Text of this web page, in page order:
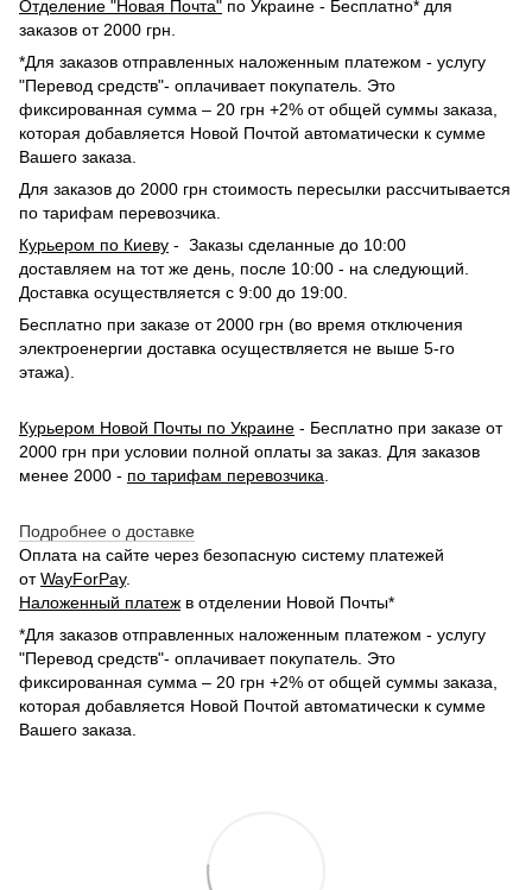
Отделение "Новая Почта" по Украине - Бесплатно* для
заказов от 2000 грн.
*Для заказов отправленных наложенным платежом - услугу
"Перевод средств"- оплачивает покупатель. Это
фиксированная сумма – 20 грн +2% от общей суммы заказа,
которая добавляется Новой Почтой автоматически к сумме
Вашего заказа.
Для заказов до 2000 грн стоимость пересылки рассчитывается
по тарифам перевозчика.
Курьером по Киеву - Заказы сделанные до 10:00
доставляем на тот же день, после 10:00 - на следующий.
Доставка осуществляется с 9:00 до 19:00.
Бесплатно при заказе от 2000 грн (во время отключения
электроенергии доставка осуществляется не выше 5-го
этажа).
Курьером Новой Почты по Украине - Бесплатно при заказе от
2000 грн при условии полной оплаты за заказ. Для заказов
менее 2000 - по тарифам перевозчика
Подробнее о доставке
Оплата на сайте через безопасную систему платежей
отWayForPay.
Наложенный платеж в отделении Новой Почты*
*Для заказов отправленных наложенным платежом - услугу
"Перевод средств"- оплачивает покупатель. Это
фиксированная сумма – 20 грн +2% от общей суммы заказа,
которая добавляется Новой Почтой автоматически к сумме
Вашего заказа.